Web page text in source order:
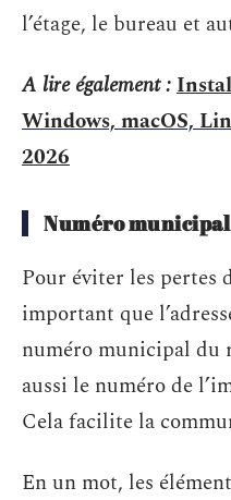
l’étage, le bureau et
A lire également :
Windows, macOS,
2026
Numéro municipal
Pour éviter les pertes
important que
numéro municipal du
aussi le numéro de
Cela facilite la
En un mot, les